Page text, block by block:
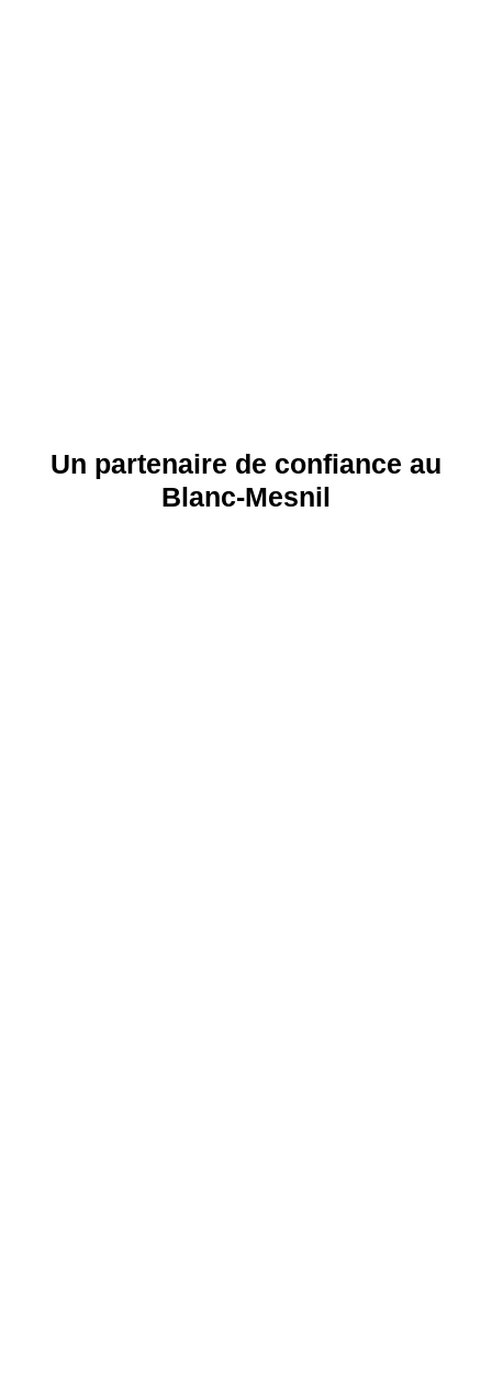
Un partenaire de confiance au
Blanc-Mesnil